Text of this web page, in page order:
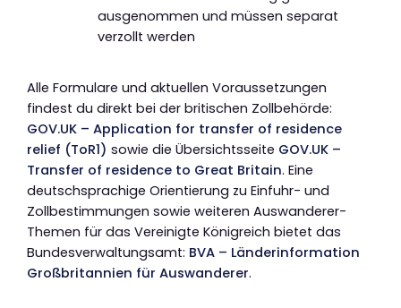
ausgenommen und müssen separat
verzollt werden
Alle Formulare und aktuellen Voraussetzungen
findest du direkt bei der britischen Zollbehörde:
GOV.UK – Application for transfer of residence
relief (ToR1) sowie die Übersichtsseite GOV.UK –
Transfer of residence to Great Britain. Eine
deutschsprachige Orientierung zu Einfuhr- und
Zollbestimmungen sowie weiteren Auswanderer-
Themen für das Vereinigte Königreich bietet das
Bundesverwaltungsamt: BVA – Länderinformation
Großbritannien für Auswanderer.